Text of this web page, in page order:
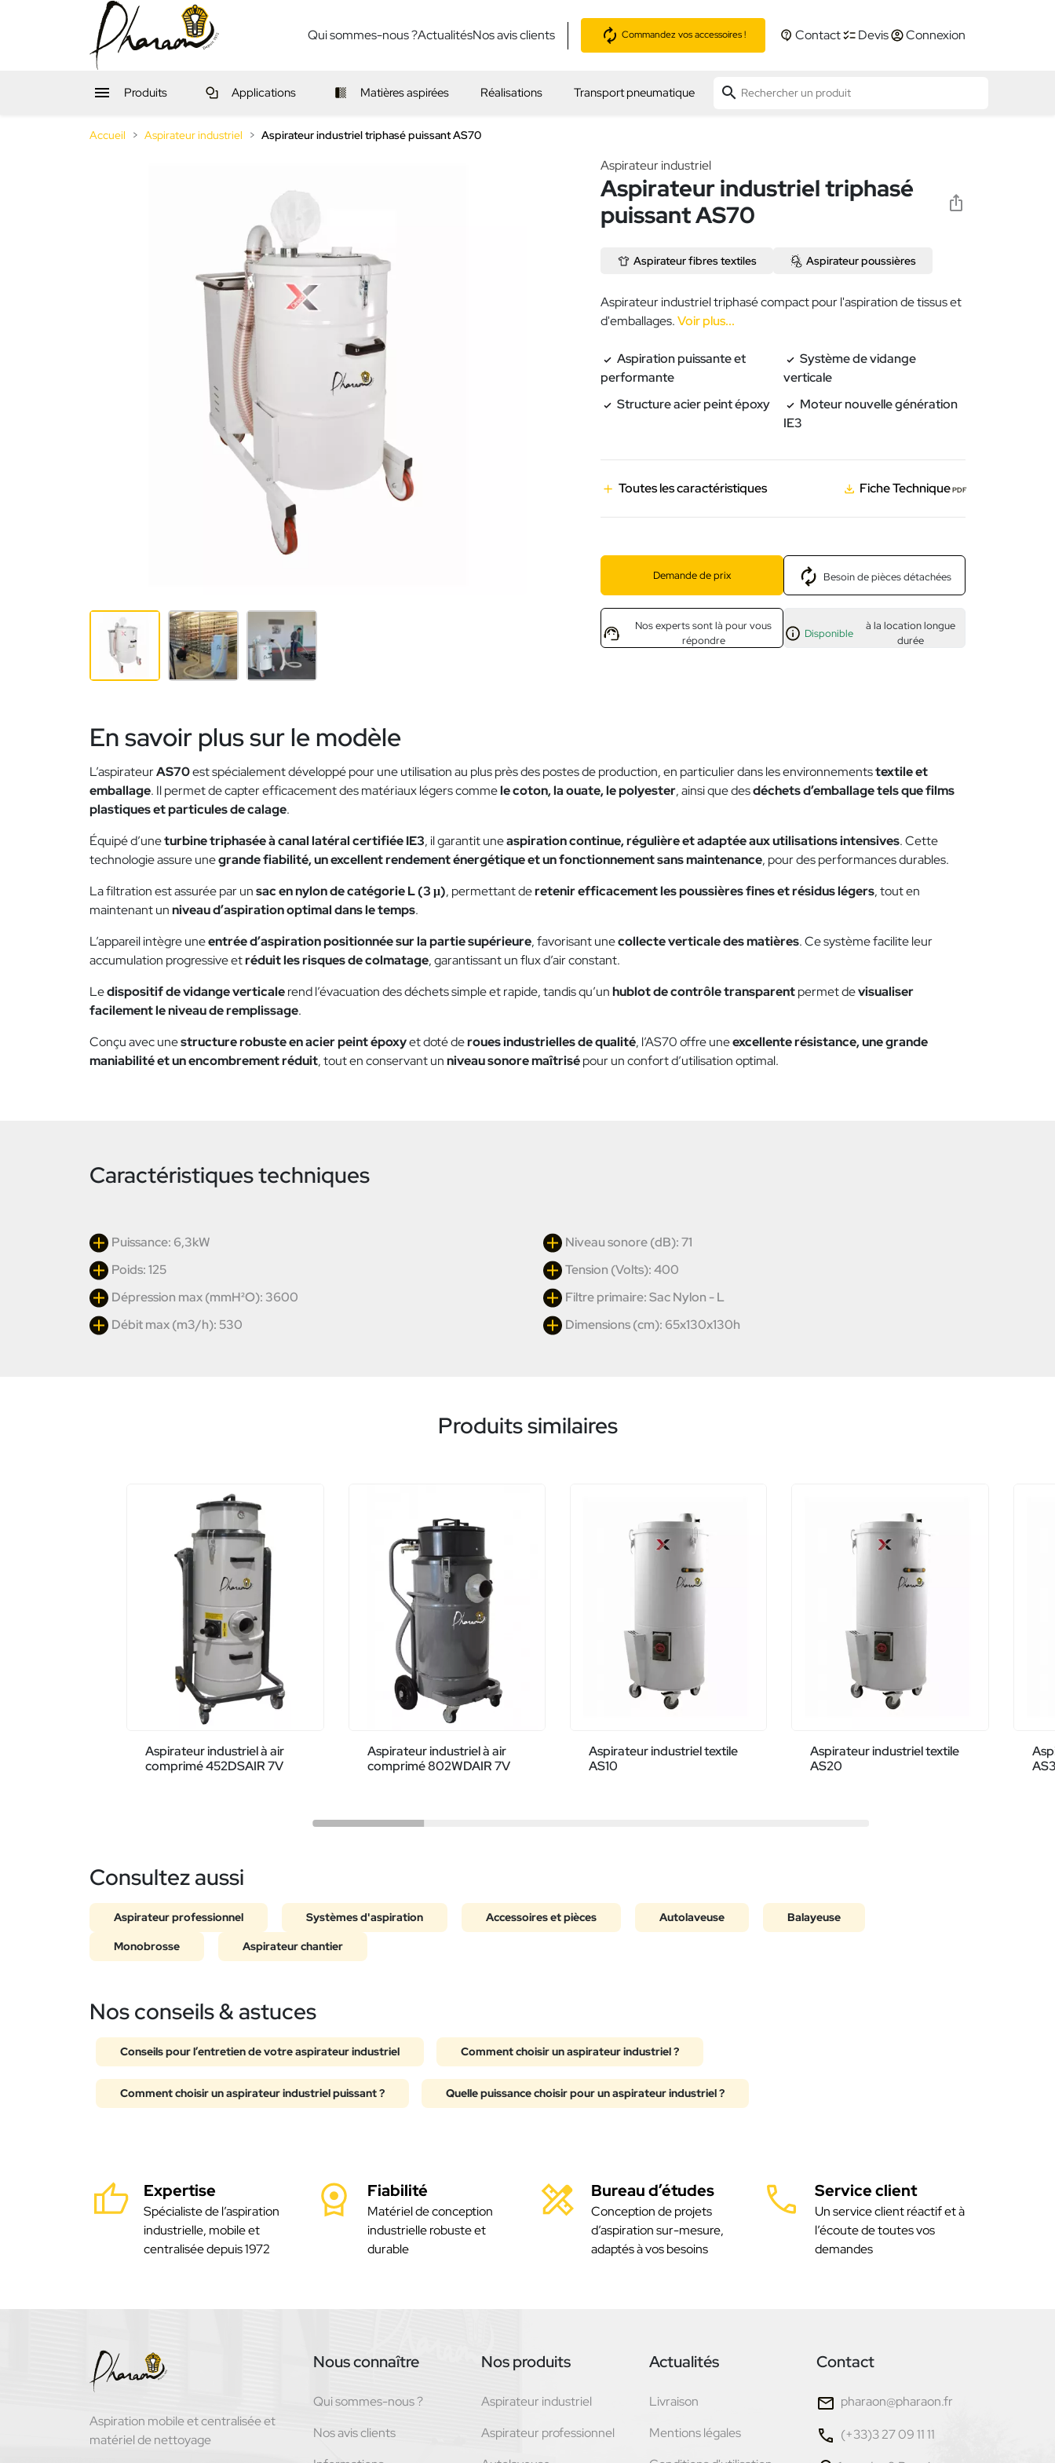
Qui sommes-nous ?ActualitésNos avis clients Commandez vos accessoires ! Contact Devis Connexion
 Produits Applications Matières aspirées Réalisations Transport pneumatique search
Accueil Aspirateur industriel Aspirateur industriel triphasé puissant AS70
Aspirateur industriel
Aspirateur industriel triphasé
puissant AS70
Aspirateur fibres textiles Aspirateur poussières
Aspirateur industriel triphasé compact pour l'aspiration de tissus et
d'emballages.Voir plus...
Aspiration puissante et
performante
Système de vidange
verticale
Structure acier peint époxy
Moteur nouvelle génération
IE3
Toutes les caractéristiques Fiche TechniquePDF
Demande de prix Besoin de pièces détachées
Nos experts sont là pour vous
répondre
Disponible
à la location longue
durée
En savoir plus sur le modèle
L’aspirateurAS70est spécialement développé pour une utilisation au plus près des postes de production, en particulier dans les environnementstextile et
emballage. Il permet de capter efficacement des matériaux légers commele coton, la ouate, le polyester, ainsi que desdéchets d’emballage tels que films
plastiques et particules de calage.
Équipé d’uneturbine triphasée à canal latéral certifiée IE3, il garantit uneaspiration continue, régulière et adaptée aux utilisations intensives. Cette
technologie assure unegrande fiabilité, un excellent rendement énergétique et un fonctionnement sans maintenance, pour des performances durables.
La filtration est assurée par unsac en nylon de catégorie L (3 μ), permettant deretenir efficacement les poussières fines et résidus légers, tout en
maintenant unniveau d’aspiration optimal dans le temps.
L’appareil intègre uneentrée d’aspiration positionnée sur la partie supérieure, favorisant unecollecte verticale des matières. Ce système facilite leur
accumulation progressive etréduit les risques de colmatage, garantissant un flux d’air constant.
Ledispositif de vidange verticalerend l’évacuation des déchets simple et rapide, tandis qu’unhublot de contrôle transparentpermet devisualiser
facilement le niveau de remplissage.
Conçu avec unestructure robuste en acier peint époxyet doté deroues industrielles de qualité, l’AS70 offre uneexcellente résistance, une grande
maniabilité et un encombrement réduit, tout en conservant unniveau sonore maîtrisépour un confort d’utilisation optimal.
Caractéristiques techniques
Puissance: 6,3kW
Poids: 125
Dépression max (mmH²O): 3600
Débit max (m3/h): 530
Niveau sonore (dB): 71
Tension (Volts): 400
Filtre primaire: Sac Nylon - L
Dimensions (cm): 65x130x130h
Produits similaires
Aspirateur industriel à air
comprimé 452DSAIR 7V
Aspirateur industriel à air
comprimé 802WDAIR 7V
Aspirateur industriel textile
AS10
Aspirateur industriel textile
AS20
Consultez aussi
Aspirateur professionnel Systèmes d'aspiration Accessoires et pièces Autolaveuse Balayeuse
Monobrosse Aspirateur chantier
Nos conseils & astuces
Conseils pour l’entretien de votre aspirateur industriel Comment choisir un aspirateur industriel ?
Comment choisir un aspirateur industriel puissant ? Quelle puissance choisir pour un aspirateur industriel ?
Expertise
Spécialiste de l’aspiration
industrielle, mobile et
centralisée depuis 1972
Fiabilité
Matériel de conception
industrielle robuste et
durable
Bureau d’études
Conception de projets
d’aspiration sur-mesure,
adaptés à vos besoins
Service client
Un service client réactif et à
l’écoute de toutes vos
demandes
Aspiration mobile et centralisée et
matériel de nettoyage
Nous connaître
Qui sommes-nous ?
Nos avis clients
Nos produits
Aspirateur industriel
Aspirateur professionnel
Actualités
Livraison
Mentions légales
Contact
pharaon@pharaon.fr
(+33)3 27 09 11 11